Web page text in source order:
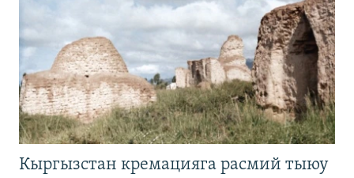
Кыргызстан кремацияга расмий тыюу